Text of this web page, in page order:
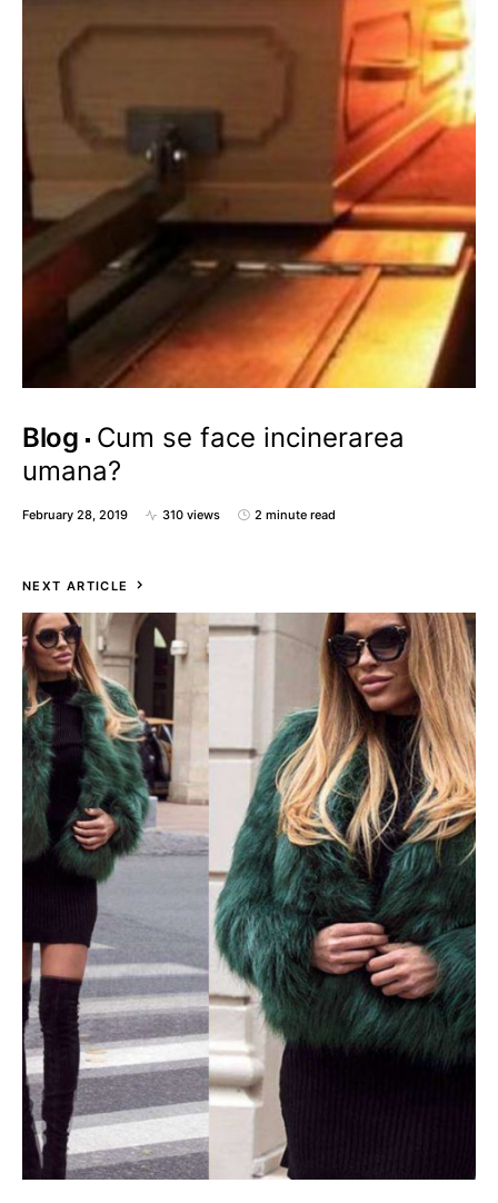
Blog
Cum se face incinerarea
umana?
February 28, 2019 310 views 2 minute read
NEXT ARTICLE